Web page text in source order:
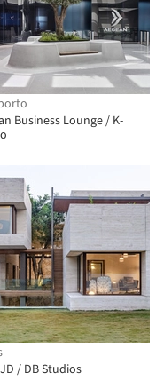
Business Lounge / K-
/ DB Studios